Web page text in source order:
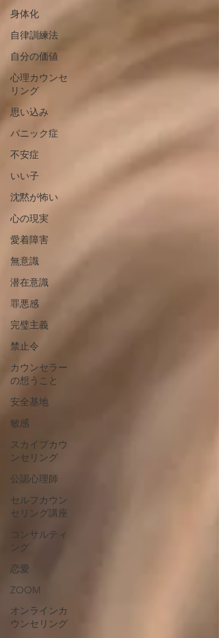
身体化
自律訓練法
自分の価値
心理カウンセ
リング
思い込み
パニック症
不安症
いい子
沈黙が怖い
心の現実
愛着障害
無意識
潜在意識
罪悪感
完璧主義
禁止令
カウンセラー
の想うこと
安全基地
敏感
スカイプカウ
ンセリング
公認心理師
セルフカウン
セリング講座
コンサルティ
ング
恋愛
ZOOM
オンラインカ
ウンセリング